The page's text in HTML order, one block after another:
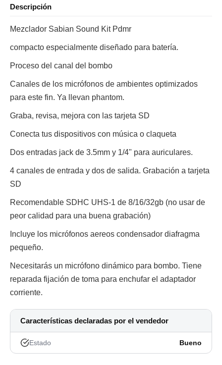
Descripción
Mezclador Sabian Sound Kit Pdmr
compacto especialmente diseñado para batería.
Proceso del canal del bombo
Canales de los micrófonos de ambientes optimizados
para este fin. Ya llevan phantom.
Graba, revisa, mejora con las tarjeta SD
Conecta tus dispositivos con música o claqueta
Dos entradas jack de 3.5mm y 1/4" para auriculares.
4 canales de entrada y dos de salida. Grabación a tarjeta
SD
Recomendable SDHC UHS-1 de 8/16/32gb (no usar de
peor calidad para una buena grabación)
Incluye los micrófonos aereos condensador diafragma
pequeño.
Necesitarás un micrófono dinámico para bombo. Tiene
reparada fijación de toma para enchufar el adaptador
corriente.
Características declaradas por el vendedor
Estado Bueno